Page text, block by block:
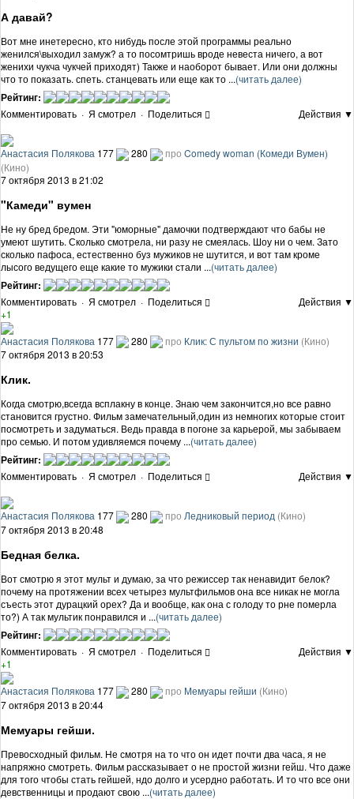
А давай?
Вот мне инетересно, кто нибудь после этой программы реально
женился\выходил замуж? а то посомтришь вроде невеста ничего, а вот
женихи чукча чукчей приходят) Также и наоборот бывает. Или они должны
что то показать. спеть. станцевать или еще как то ...(читать далее)
Рейтинг:
Комментировать · Я смотрел · Поделиться Действия ▼
Анастасия Полякова 177 280 про Comedy woman (Комеди Вумен)
(Кино)
7 октября 2013 в 21:02
"Камеди" вумен
Не ну бред бредом. Эти "юморные" дамочки подтверждают что бабы не
умеют шутить. Сколько смотрела, ни разу не смеялась. Шоу ни о чем. Зато
сколько пафоса, естественно буз мужиков не шутится, и вот там кроме
лысого ведущего еще какие то мужики стали ...(читать далее)
Рейтинг:
Комментировать · Я смотрел · Поделиться
Действия ▼
+1
Анастасия Полякова 177 280 про Клик: С пультом по жизни (Кино)
7 октября 2013 в 20:53
Клик.
Когда смотрю,всегда всплакну в конце. Знаю чем закончится,но все равно
становится грустно. Фильм замечательный,один из немногих которые стоит
посмотреть и задуматься. Ведь правда в погоне за карьерой, мы забываем
про семью. И потом удивляемся почему ...(читать далее)
Рейтинг:
Комментировать · Я смотрел · Поделиться Действия ▼
Анастасия Полякова 177 280 про Ледниковый период (Кино)
7 октября 2013 в 20:48
Бедная белка.
Вот смотрю я этот мульт и думаю, за что режиссер так ненавидит белок?
почему на протяжении всех четырез мультфильмов она все никак не могла
съесть этот дурацкий орех? Да и вообще, как она с голоду то рне померла
то?) А так мультик понравился и ...(читать далее)
Рейтинг:
Комментировать · Я смотрел · Поделиться
Действия ▼
+1
Анастасия Полякова 177 280 про Мемуары гейши (Кино)
7 октября 2013 в 20:44
Мемуары гейши.
Превосходный фильм. Не смотря на то что он идет почти два часа, я не
напряжно смотреть. Фильм рассказывает о не простой жизни гейш. Что даже
для того чтобы стать гейшей, ндо долго и усердно работать. И то что все они
девственницы и продают свою ...(читать далее)